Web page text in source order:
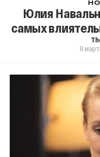
Юлия
самых
8